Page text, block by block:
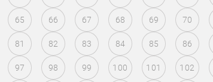
65 66 67 68 69 70
81 82 83 84 85 86
97 98 99 100 101 102